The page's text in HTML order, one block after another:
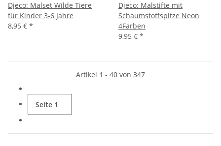
Djeco: Malset Wilde Tiere
für Kinder 3-6 Jahre
8,95 € *
Djeco: Malstifte mit
Schaumstoffspitze Neon
4Farben
9,95 € *
Artikel 1 - 40 von 347
Seite 1